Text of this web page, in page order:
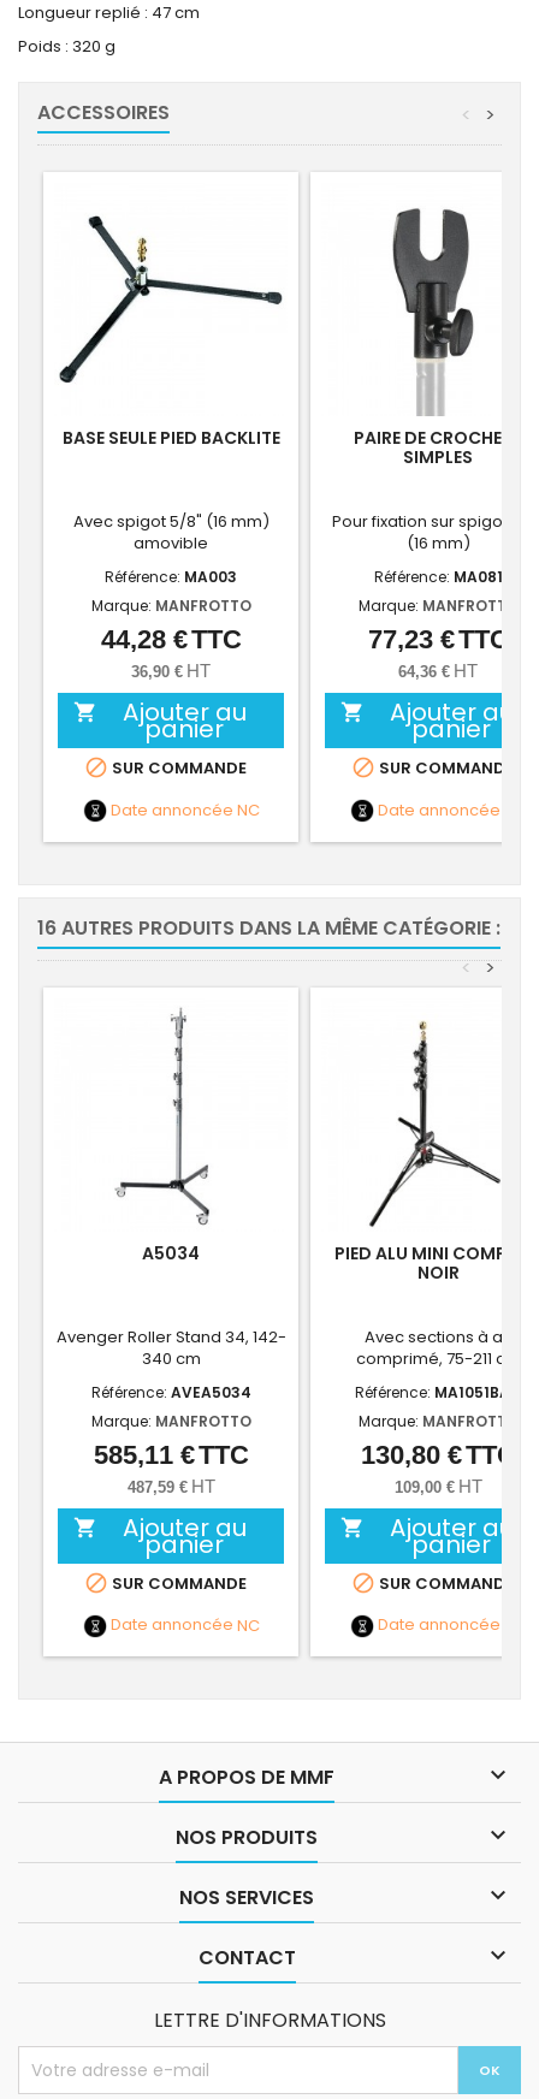
Longueur replié : 47 cm
Poids : 320 g
ACCESSOIRES >
<
BASE SEULE PIED BACKLITE
Avec spigot 5/8" (16 mm)
amovible
Référence: MA003
Marque: MANFROTTO
Prix
44,28 €TTC
36,90 € HT
 Ajouter au
panier
 SUR COMMANDE
Date annoncée NC
PAIRE DE CROCHETS
SIMPLES
Pour fixation sur spigot 5/
(16 mm)
Référence: MA081
Marque: MANFROTTO
Prix
77,23 €TTC
64,36 € HT
 Ajouter au
panier
 SUR COMMANDE
Date annoncée
16 AUTRES PRODUITS DANS LA MÊME CATÉGORIE :
>
<
A5034
Avenger Roller Stand 34, 142-
340 cm
Référence: AVEA5034
Marque: MANFROTTO
Prix
585,11 €TTC
487,59 € HT
 Ajouter au
panier
 SUR COMMANDE
Date annoncée NC
PIED ALU MINI
NOIR
Avec sections à air
comprimé, 75-211 cm
Référence: MA1051BAC
Marque: MANFROTTO
Prix
130,80 €TTC
109,00 € HT
 Ajouter au
panier
 SUR COMMANDE
Date annoncée
A PROPOS DE MMF 
NOS PRODUITS 
NOS SERVICES 
CONTACT 
LETTRE D'INFORMATIONS